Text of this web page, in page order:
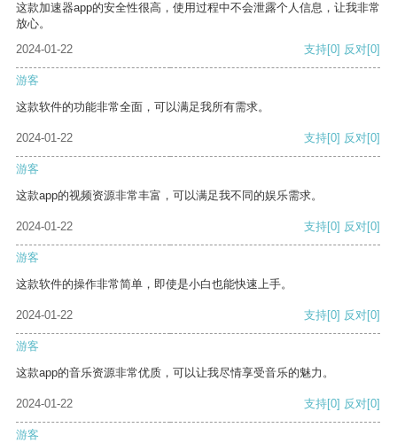
这款加速器app的安全性很高，使用过程中不会泄露个人信息，让我非常
放心。
2024-01-22
支持[0] 反对[0]
游客
这款软件的功能非常全面，可以满足我所有需求。
2024-01-22 支持[0] 反对[0]
游客
这款app的视频资源非常丰富，可以满足我不同的娱乐需求。
2024-01-22 支持[0] 反对[0]
游客
这款软件的操作非常简单，即使是小白也能快速上手。
2024-01-22 支持[0] 反对[0]
游客
这款app的音乐资源非常优质，可以让我尽情享受音乐的魅力。
2024-01-22 支持[0] 反对[0]
游客